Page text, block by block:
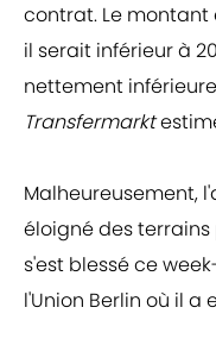
contrat. Le
il serait inférieur à
nettement
Transfermarkt
Malheureusement,
éloigné des
s'est blessé ce
l'Union Berlin où il